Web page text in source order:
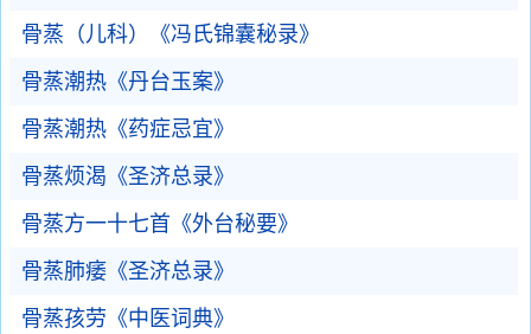
骨蒸（儿科）《冯氏锦囊秘录》
骨蒸潮热《丹台玉案》
骨蒸潮热《药症忌宜》
骨蒸烦渴《圣济总录》
骨蒸方一十七首《外台秘要》
骨蒸肺痿《圣济总录》
骨蒸孩劳《中医词典》